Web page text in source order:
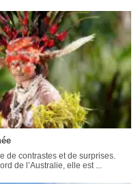
de contrastes et de surprises.
de l’Australie, elle est ...